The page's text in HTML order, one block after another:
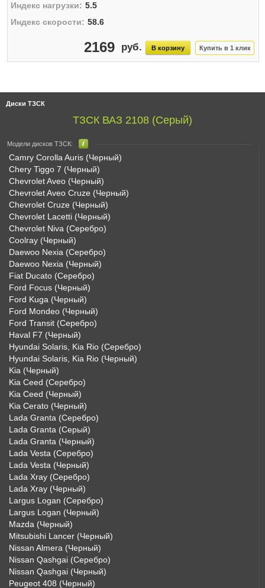
Диски ТЗСК
ТЗСК ВАЗ 2108 (Серый)
Модели дисков ТЗСК:
Camry Corolla Auris (Черный)
Chery Tiggo 7 (Черный)
Chevrolet Aveo (Черный)
Chevrolet Aveo Cruze (Черный)
Chevrolet Cruze (Черный)
Chevrolet Lacetti (Черный)
Chevrolet Niva (Серебро)
Coolray (Черный)
Daewoo Nexia (Серебро)
Daewoo Nexia (Черный)
Fiat Ducato (Серебро)
Ford Focus (Черный)
Ford Kuga (Черный)
Ford Mondeo (Черный)
Ford Transit (Серебро)
Haval F7 (Черный)
Hyundai Solaris, Kia Rio (Серебро)
Hyundai Solaris, Kia Rio (Черный)
Kia (Черный)
Kia Ceed (Серебро)
Kia Ceed (Черный)
Kia Cerato (Черный)
Lada Granta (Серебро)
Lada Granta (Серый)
Lada Granta (Черный)
Lada Vesta (Серебро)
Lada Vesta (Черный)
Lada Xray (Серебро)
Lada Xray (Черный)
Largus Logan (Серебро)
Largus Logan (Черный)
Mazda (Черный)
Mitsubishi Lancer (Черный)
Nissan Almera (Черный)
Nissan Qashgai (Серебро)
Nissan Qashgai (Черный)
Peugeot 408 (Черный)
5.5
58.6
2169